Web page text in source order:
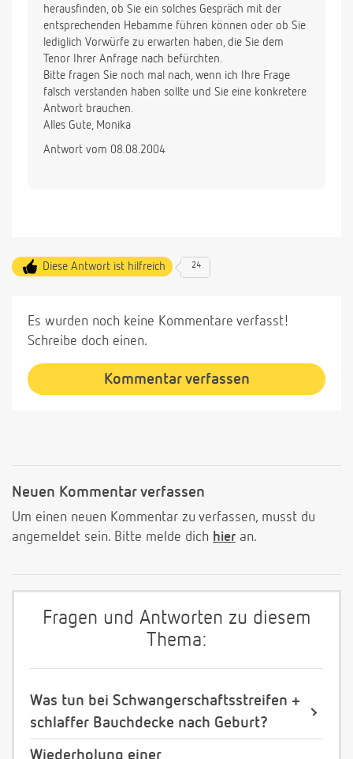
herausfinden, ob Sie ein solches Gespräch mit der
entsprechenden Hebamme führen können oder ob Sie
lediglich Vorwürfe zu erwarten haben, die Sie dem
Tenor Ihrer Anfrage nach befürchten.
Bitte fragen Sie noch mal nach, wenn ich Ihre Frage
falsch verstanden haben sollte und Sie eine konkretere
Antwort brauchen.
Alles Gute, Monika
Antwort vom 08.08.2004
Diese Antwort ist hilfreich 24
Es wurden noch keine Kommentare verfasst!
Schreibe doch einen.
Kommentar verfassen
Neuen Kommentar verfassen
Um einen neuen Kommentar zu verfassen, musst du
angemeldet sein. Bitte melde dich hier an.
Fragen und Antworten zu diesem
Thema:
Was tun bei Schwangerschaftsstreifen +
schlaffer Bauchdecke nach Geburt?
Wiederholung einer